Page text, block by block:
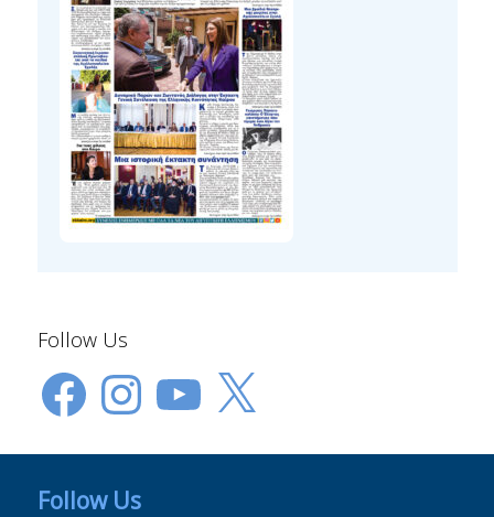
Follow Us
FacebookInstagramYouTube
X
Follow Us